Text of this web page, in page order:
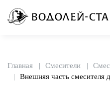
Главная Смесители
Внешняя часть смесителя